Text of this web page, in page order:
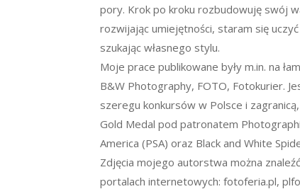
pory. Krok po kroku rozbudowuję swój
rozwijając umiejętności, staram się
szukając własnego stylu.
Moje prace publikowane były m.in. na
B&W Photography, FOTO, Fotokurier.
szeregu konkursów w Polsce i
Gold Medal pod patronatem
America (PSA) oraz Black and White
Zdjęcia mojego autorstwa można
portalach internetowych: fotoferia.pl,